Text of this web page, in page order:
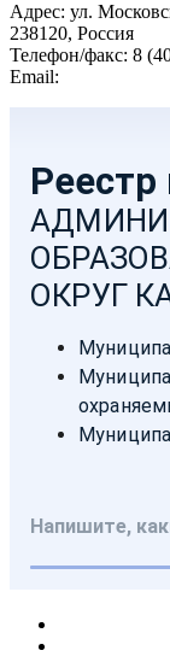
Адрес: ул.
238120, Россия
Телефон/факс: 8
Email: